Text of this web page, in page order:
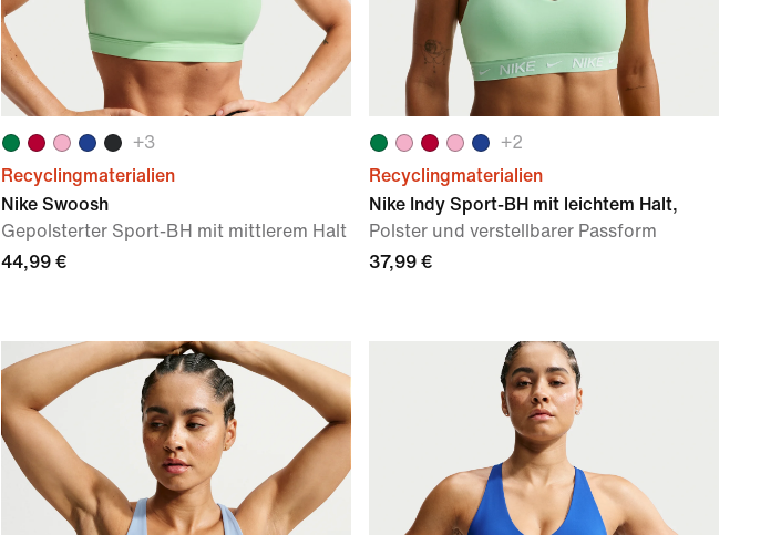
+3
Recyclingmaterialien
Nike Swoosh
Gepolsterter Sport-BH mit mittlerem Halt
44,99 €
+2
Recyclingmaterialien
Nike Indy Sport-BH mit leichtem Halt,
Polster und verstellbarer Passform
37,99 €